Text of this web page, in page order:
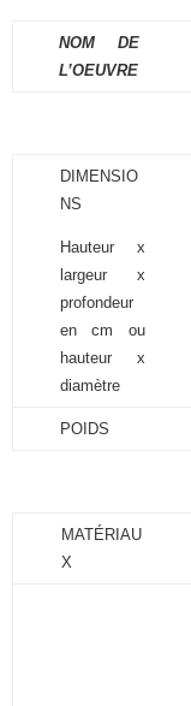
NOM DE
L’OEUVRE
DIMENSIO
NS
Hauteur x
largeur x
profondeur
en cm ou
hauteur x
diamètre
POIDS
MATÉRIAU
X